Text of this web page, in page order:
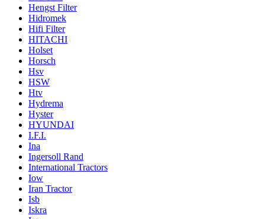
Hengst Filter
Hidromek
Hifi Filter
HITACHI
Holset
Horsch
Hsv
HSW
Htv
Hydrema
Hyster
HYUNDAI
I.F.I.
Ina
Ingersoll Rand
International Tractors
Iow
Iran Tractor
Isb
Iskra